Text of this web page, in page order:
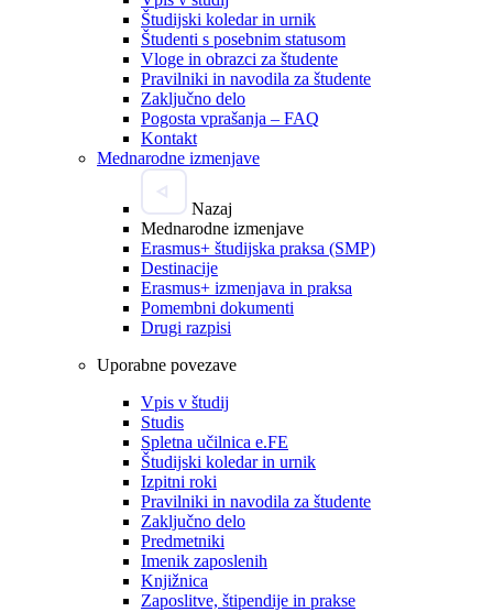
Študijski koledar in urnik
Študenti s posebnim statusom
Vloge in obrazci za študente
Pravilniki in navodila za študente
Zaključno delo
Pogosta vprašanja – FAQ
Kontakt
Mednarodne izmenjave
Nazaj
Mednarodne izmenjave
Erasmus+ študijska praksa (SMP)
Destinacije
Erasmus+ izmenjava in praksa
Pomembni dokumenti
Drugi razpisi
Uporabne povezave
Vpis v študij
Studis
Spletna učilnica e.FE
Študijski koledar in urnik
Izpitni roki
Pravilniki in navodila za študente
Zaključno delo
Predmetniki
Imenik zaposlenih
Knjižnica
Zaposlitve, štipendije in prakse